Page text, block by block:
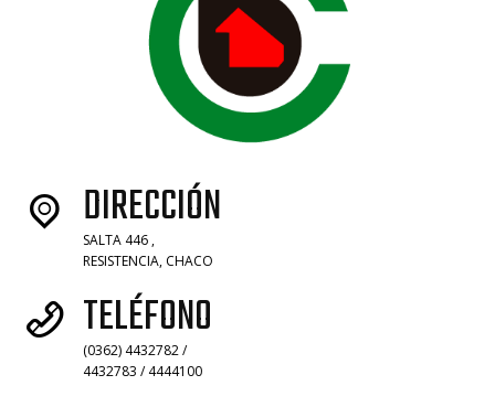
DIRECCIÓN
SALTA 446 ,
RESISTENCIA, CHACO
TELÉFONO
(0362) 4432782 /
4432783 / 4444100